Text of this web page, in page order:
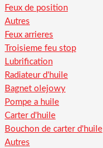
Feux de position
Autres
Feux arrieres
Troisieme feu stop
Lubrification
Radiateur d'huile
Bagnet olejowy
Pompe a huile
Carter d'huile
Bouchon de carter d'huile
Autres